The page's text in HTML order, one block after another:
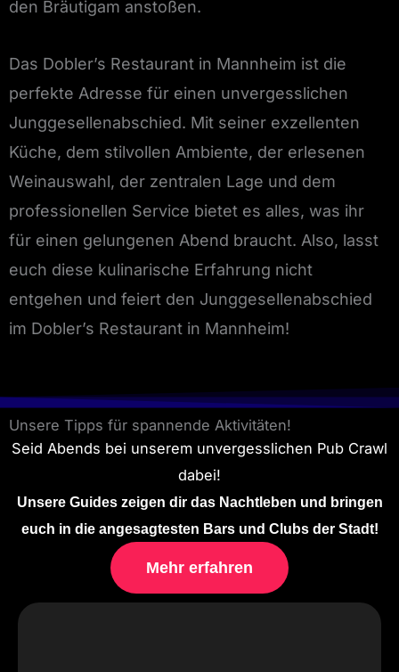
den Bräutigam anstoßen.
Das Dobler’s Restaurant in Mannheim ist die
perfekte Adresse für einen unvergesslichen
Junggesellenabschied. Mit seiner exzellenten
Küche, dem stilvollen Ambiente, der erlesenen
Weinauswahl, der zentralen Lage und dem
professionellen Service bietet es alles, was ihr
für einen gelungenen Abend braucht. Also, lasst
euch diese kulinarische Erfahrung nicht
entgehen und feiert den Junggesellenabschied
im Dobler’s Restaurant in Mannheim!
Unsere Tipps für spannende Aktivitäten!
Seid Abends bei unserem unvergesslichen Pub Crawl
dabei!
Unsere Guides zeigen dir das Nachtleben und bringen
euch in die angesagtesten Bars und Clubs der Stadt!
Mehr erfahren